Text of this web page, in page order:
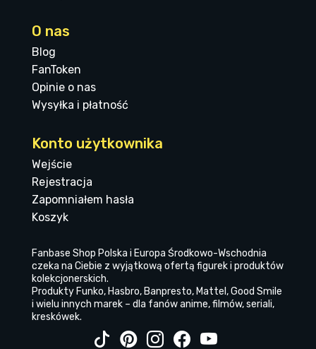
O nas
Blog
FanToken
Opinie o nas
Wysyłka i płatność
Konto użytkownika
Wejście
Rejestracja
Zapomniałem hasła
Koszyk
Fanbase Shop Polska i Europa Środkowo-Wschodnia
czeka na Ciebie z wyjątkową ofertą figurek i produktów
kolekcjonerskich.
Produkty Funko, Hasbro, Banpresto, Mattel, Good Smile
i wielu innych marek – dla fanów anime, filmów, seriali,
kreskówek.